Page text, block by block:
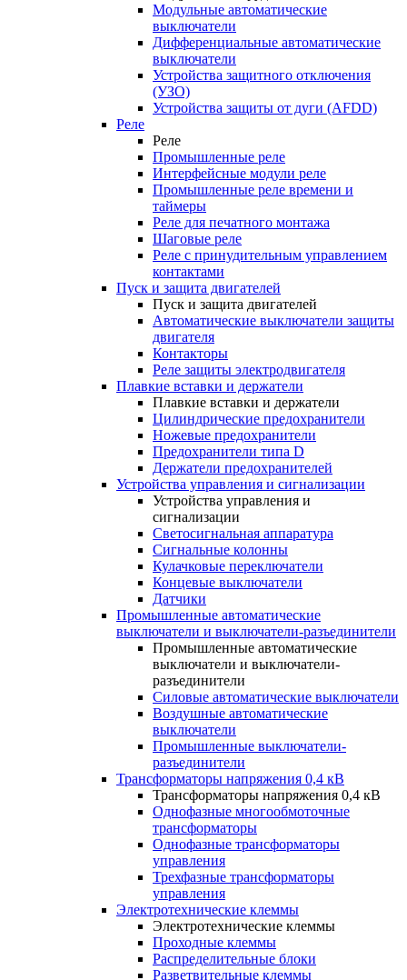
Модульные автоматические
выключатели
Дифференциальные автоматические
выключатели
Устройства защитного отключения
(УЗО)
Устройства защиты от дуги (AFDD)
Реле
Реле
Промышленные реле
Интерфейсные модули реле
Промышленные реле времени и
таймеры
Реле для печатного монтажа
Шаговые реле
Реле с принудительным управлением
контактами
Пуск и защита двигателей
Пуск и защита двигателей
Автоматические выключатели защиты
двигателя
Контакторы
Реле защиты электродвигателя
Плавкие вставки и держатели
Плавкие вставки и держатели
Цилиндрические предохранители
Ножевые предохранители
Предохранители типа D
Держатели предохранителей
Устройства управления и сигнализации
Устройства управления и
сигнализации
Светосигнальная аппаратура
Сигнальные колонны
Кулачковые переключатели
Концевые выключатели
Датчики
Промышленные автоматические
выключатели и выключатели-разъединители
Промышленные автоматические
выключатели и выключатели-
разъединители
Силовые автоматические выключатели
Воздушные автоматические
выключатели
Промышленные выключатели-
разъединители
Трансформаторы напряжения 0,4 кВ
Трансформаторы напряжения 0,4 кВ
Однофазные многообмоточные
трансформаторы
Однофазные трансформаторы
управления
Трехфазные трансформаторы
управления
Электротехнические клеммы
Электротехнические клеммы
Проходные клеммы
Распределительные блоки
Разветвительные клеммы